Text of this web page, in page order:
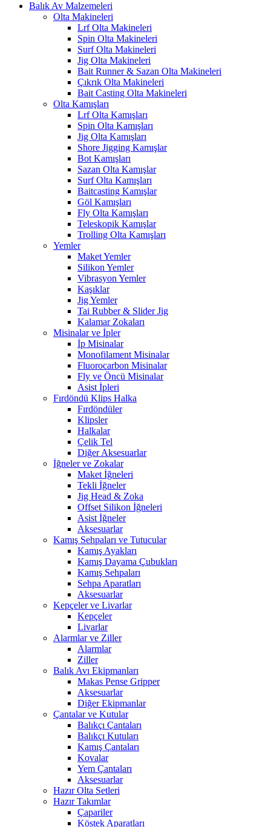
Balık Av Malzemeleri
Olta Makineleri
Lrf Olta Makineleri
Spin Olta Makineleri
Surf Olta Makineleri
Jig Olta Makineleri
Bait Runner & Sazan Olta Makineleri
Çıkrık Olta Makineleri
Bait Casting Olta Makineleri
Olta Kamışları
Lrf Olta Kamışları
Spin Olta Kamışları
Jig Olta Kamışları
Shore Jigging Kamışlar
Bot Kamışları
Sazan Olta Kamışlar
Surf Olta Kamışları
Baitcasting Kamışlar
Göl Kamışları
Fly Olta Kamışları
Teleskopik Kamışlar
Trolling Olta Kamışları
Yemler
Maket Yemler
Silikon Yemler
Vibrasyon Yemler
Kaşıklar
Jig Yemler
Tai Rubber & Slider Jig
Kalamar Zokaları
Misinalar ve İpler
İp Misinalar
Monofilament Misinalar
Fluorocarbon Misinalar
Fly ve Öncü Misinalar
Asist İpleri
Fırdöndü Klips Halka
Fırdöndüler
Klipsler
Halkalar
Çelik Tel
Diğer Aksesuarlar
İğneler ve Zokalar
Maket İğneleri
Tekli İğneler
Jig Head & Zoka
Offset Silikon İğneleri
Asist İğneler
Aksesuarlar
Kamış Sehpaları ve Tutucular
Kamış Ayakları
Kamış Dayama Çubukları
Kamış Sehpaları
Sehpa Aparatları
Aksesuarlar
Kepçeler ve Livarlar
Kepçeler
Livarlar
Alarmlar ve Ziller
Alarmlar
Ziller
Balık Avı Ekipmanları
Makas Pense Gripper
Aksesuarlar
Diğer Ekipmanlar
Çantalar ve Kutular
Balıkçı Çantaları
Balıkçı Kutuları
Kamış Çantaları
Kovalar
Yem Çantaları
Aksesuarlar
Hazır Olta Setleri
Hazır Takımlar
Çapariler
Köstek Aparatları